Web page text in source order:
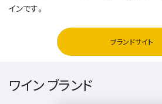
インです。
ブランドサイト
ワイン ブランド